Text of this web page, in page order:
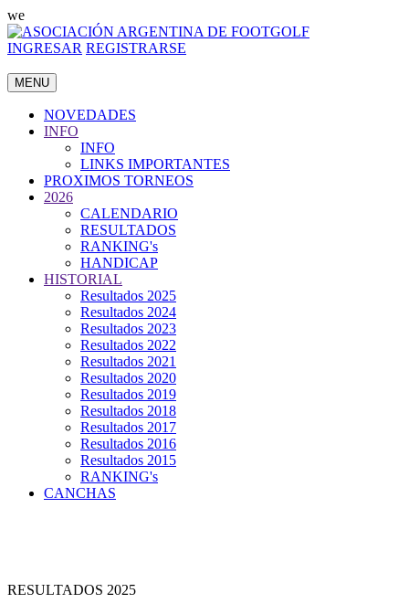
we
INGRESAR REGISTRARSE
MENU
NOVEDADES
INFO
INFO
LINKS IMPORTANTES
PROXIMOS TORNEOS
2026
CALENDARIO
RESULTADOS
RANKING's
HANDICAP
HISTORIAL
Resultados 2025
Resultados 2024
Resultados 2023
Resultados 2022
Resultados 2021
Resultados 2020
Resultados 2019
Resultados 2018
Resultados 2017
Resultados 2016
Resultados 2015
RANKING's
CANCHAS
RESULTADOS 2025